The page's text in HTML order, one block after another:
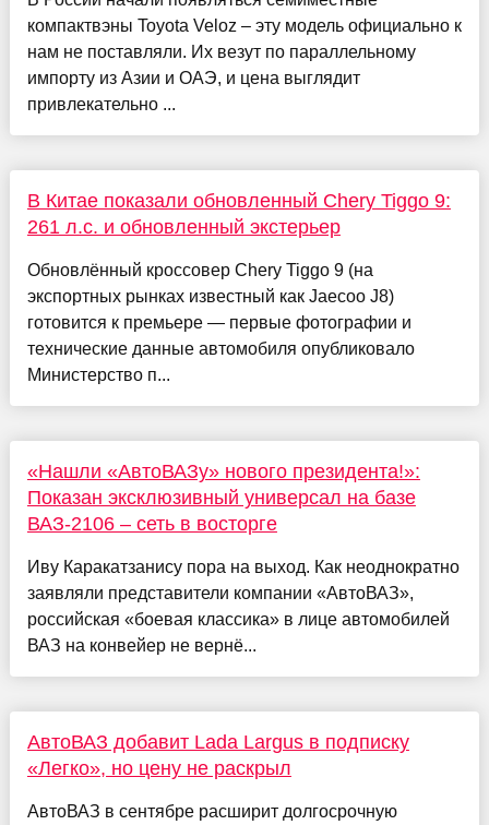
компактвэны Toyota Veloz – эту модель официально к
нам не поставляли. Их везут по параллельному
импорту из Азии и ОАЭ, и цена выглядит
привлекательно ...
В Китае показали обновленный Chery Tiggo 9:
261 л.с. и обновленный экстерьер
Обновлённый кроссовер Chery Tiggo 9 (на
экспортных рынках известный как Jaecoo J8)
готовится к премьере — первые фотографии и
технические данные автомобиля опубликовало
Министерство п...
«Нашли «АвтоВАЗу» нового президента!»:
Показан эксклюзивный универсал на базе
ВАЗ-2106 – сеть в восторге
Иву Каракатзанису пора на выход. Как неоднократно
заявляли представители компании «АвтоВАЗ»,
российская «боевая классика» в лице автомобилей
ВАЗ на конвейер не вернё...
АвтоВАЗ добавит Lada Largus в подписку
«Легко», но цену не раскрыл
АвтоВАЗ в сентябре расширит долгосрочную